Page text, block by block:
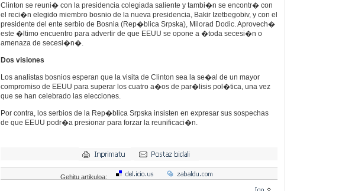
Clinton se reuni� con la presidencia colegiada saliente y tambi�n se encontr� con
el reci�n elegido miembro bosnio de la nueva presidencia, Bakir Izetbegobiv, y con el
presidente del ente serbio de Bosnia (Rep�blica Srpska), Milorad Dodic. Aprovech�
este �ltimo encuentro para advertir de que EEUU se opone a �toda secesi�n o
amenaza de secesi�n�.
Dos visiones
Los analistas bosnios esperan que la visita de Clinton sea la se�al de un mayor
compromiso de EEUU para superar los cuatro a�os de par�lisis pol�tica, una vez
que se han celebrado las elecciones.
Por contra, los serbios de la Rep�blica Srpska insisten en expresar sus sospechas
de que EEUU podr�a presionar para forzar la reunificaci�n.
Gehitu artikuloa: